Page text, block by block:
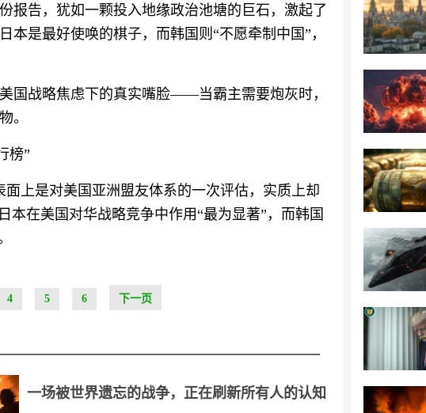
报告，犹如一颗投入地缘政治池塘的巨石，激起了
是最好使唤的棋子，而韩国则“不愿牵制中国”，
国战略焦虑下的真实嘴脸——当霸主需要炮灰时，
。
榜”
上是对美国亚洲盟友体系的一次评估，实质上却
本在美国对华战略竞争中作用“最为显著”，而韩国
4 5 6 下一页
一场被世界遗忘的战争，正在刷新所有人的认知